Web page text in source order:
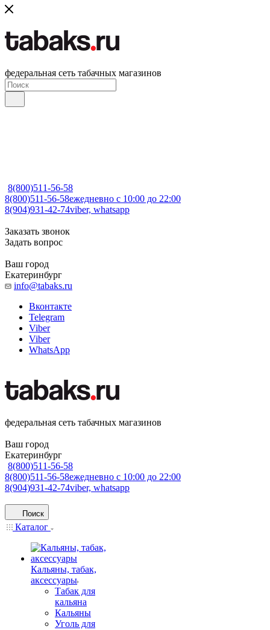
федеральная сеть табачных магазинов
8(800)511-56-58
8(800)511-56-58ежедневно с 10:00 до 22:00
8(904)931-42-74viber, whatsapp
Заказать звонок
Задать вопрос
Ваш город
Екатеринбург
info@tabaks.ru
Вконтакте
Telegram
Viber
Viber
WhatsApp
федеральная сеть табачных магазинов
Ваш город
Екатеринбург
8(800)511-56-58
8(800)511-56-58ежедневно с 10:00 до 22:00
8(904)931-42-74viber, whatsapp
Поиск
Каталог
Кальяны, табак,
аксессуары
Табак для
кальяна
Кальяны
Уголь для